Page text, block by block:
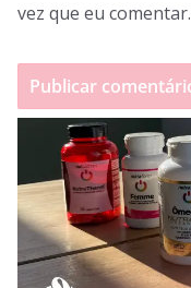
vez que eu comentar.